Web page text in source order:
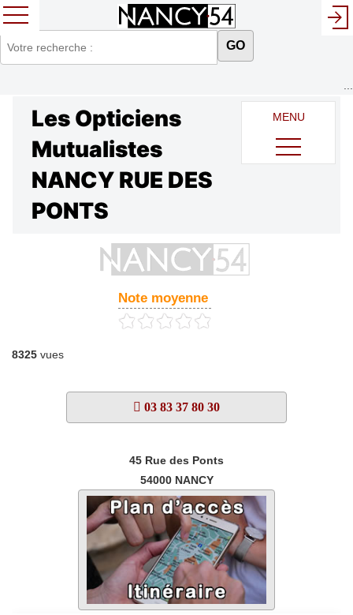
GO
Les Opticiens
Mutualistes
NANCY RUE DES
PONTS
Note moyenne
8325 vues
03 83 37 80 30
45 Rue des Ponts
54000 NANCY